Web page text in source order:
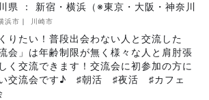
県 ： 新宿・横浜（※東京・大阪・神奈川
浜市 川崎市
りたい！普段出会わない人と交流した
会」は年齢制限が無く様々な人と肩肘張
く交流できます！交流会に初参加の方に
い交流会です♪ ♯朝活 ♯夜活 ♯カフェ